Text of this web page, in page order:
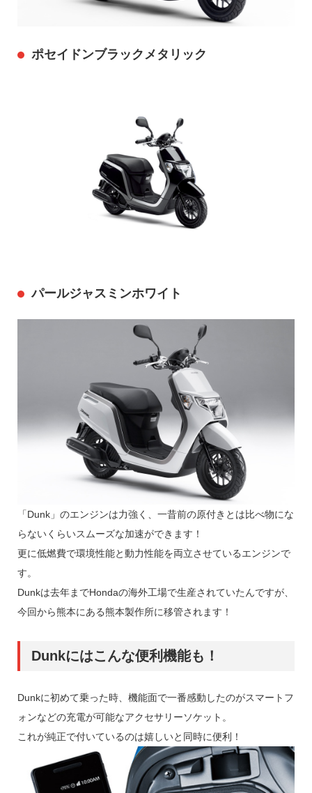
ポセイドンブラックメタリック
パールジャスミンホワイト
「Dunk」のエンジンは力強く、一昔前の原付きとは比べ物にな
らないくらいスムーズな加速ができます！
更に低燃費で環境性能と動力性能を両立させているエンジンで
す。
Dunkは去年までHondaの海外工場で生産されていたんですが、
今回から熊本にある熊本製作所に移管されます！
Dunkにはこんな便利機能も！
Dunkに初めて乗った時、機能面で一番感動したのがスマートフ
ォンなどの充電が可能なアクセサリーソケット。
これが純正で付いているのは嬉しいと同時に便利！